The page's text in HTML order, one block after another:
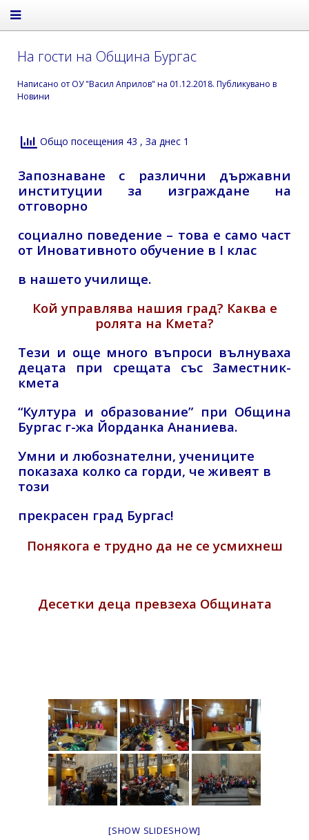
На гости на Община Бургас
Написано от ОУ "Васил Априлов" на 01.12.2018. Публикувано в
Новини
Общо посещения 43 , За днес 1
Запознаване с различни държавни
институции за изграждане на
отговорно
социално поведение – това е само част
от Иновативното обучение в I клас
в нашето училище.
Кой управлява нашия град? Каква е
ролята на Кмета?
Тези и още много въпроси вълнуваха
децата при срещата със Заместник-
кмета
“Култура и образование” при Община
Бургас г-жа Йорданка Ананиева.
Умни и любознателни, учениците
показаха колко са горди, че живеят в
този
прекрасен град Бургас!
Понякога е трудно да не се усмихнеш
Десетки деца превзеха Общината
[SHOW SLIDESHOW]